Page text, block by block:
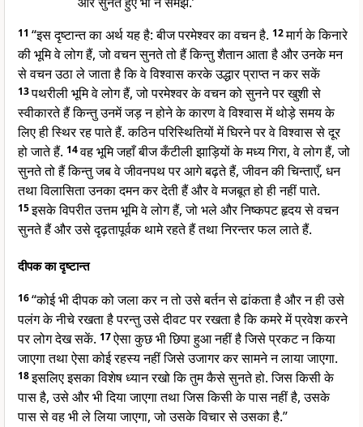
11 “इस दृष्टान्त का अर्थ यह है: बीज परमेश्वर का वचन है. 12मार्ग के किनारे
की भूमि वे लोग हैं, जो वचन सुनते तो हैं किन्तु शैतान आता है और उनके मन
से वचन उठा ले जाता है कि वे विश्वास करके उद्धार प्राप्त न कर सकें
13पथरीली भूमि वे लोग हैं, जो परमेश्वर के वचन को सुनने पर खुशी से
स्वीकारते हैं किन्तु उनमें जड़ न होने के कारण वे विश्वास में थोड़े समय के
लिए ही स्थिर रह पाते हैं. कठिन परिस्थितियों में घिरने पर वे विश्वास से दूर
हो जाते हैं. 14वह भूमि जहाँ बीज कँटीली झाड़ियों के मध्य गिरा, वे लोग हैं, जो
सुनते तो हैं किन्तु जब वे जीवनपथ पर आगे बढ़ते हैं, जीवन की चिन्ताएँ, धन
तथा विलासिता उनका दमन कर देती हैं और वे मजबूत हो ही नहीं पाते.
15इसके विपरीत उत्तम भूमि वे लोग हैं, जो भले और निष्कपट हृदय से वचन
सुनते हैं और उसे दृढ़तापूर्वक थामे रहते हैं तथा निरन्तर फल लाते हैं.
दीपक का दृष्टान्त
16“कोई भी दीपक को जला कर न तो उसे बर्तन से ढांकता है और न ही उसे
पलंग के नीचे रखता है परन्तु उसे दीवट पर रखता है कि कमरे में प्रवेश करने
पर लोग देख सकें. 17ऐसा कुछ भी छिपा हुआ नहीं है जिसे प्रकट न किया
जाएगा तथा ऐसा कोई रहस्य नहीं जिसे उजागर कर सामने न लाया जाएगा.
18इसलिए इसका विशेष ध्यान रखो कि तुम कैसे सुनते हो. जिस किसी के
पास है, उसे और भी दिया जाएगा तथा जिस किसी के पास नहीं है, उसके
पास से वह भी ले लिया जाएगा, जो उसके विचार से उसका है.”